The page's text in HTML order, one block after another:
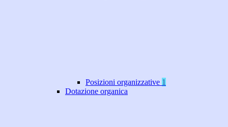
Posizioni organizzative 1
Dotazione organica